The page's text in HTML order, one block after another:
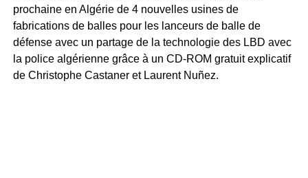
prochaine en Algérie de 4 nouvelles usines de
fabrications de balles pour les lanceurs de balle de
défense avec un partage de la technologie des LBD avec
la police algérienne grâce à un CD-ROM gratuit explicatif
de Christophe Castaner et Laurent Nuñez.